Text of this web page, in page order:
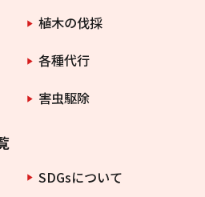
植木の伐採
各種代行
害虫駆除
SDGsについて